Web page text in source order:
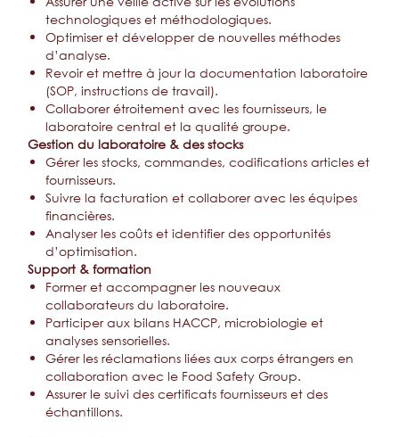
technologiques et méthodologiques.
Optimiser et développer de nouvelles méthodes
d’analyse.
Revoir et mettre à jour la documentation laboratoire
(SOP, instructions de travail).
Collaborer étroitement avec les fournisseurs, le
laboratoire central et la qualité groupe.
Gestion du laboratoire & des stocks
Gérer les stocks, commandes, codifications articles et
fournisseurs.
Suivre la facturation et collaborer avec les équipes
financières.
Analyser les coûts et identifier des opportunités
d’optimisation.
Support & formation
Former et accompagner les nouveaux
collaborateurs du laboratoire.
Participer aux bilans HACCP, microbiologie et
analyses sensorielles.
Gérer les réclamations liées aux corps étrangers en
collaboration avec le Food Safety Group.
Assurer le suivi des certificats fournisseurs et des
échantillons.